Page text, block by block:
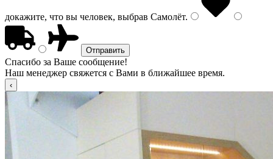
докажите, что вы человек, выбрав Самолёт.
Спасибо за Ваше сообщение!
Наш менеджер свяжется с Вами в ближайшее время.